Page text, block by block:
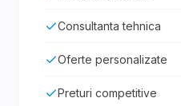
Consultanta tehnica
Oferte personalizate
Preturi competitive